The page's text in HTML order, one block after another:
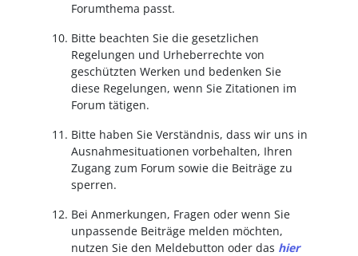
Forumthema passt.
Bitte beachten Sie die gesetzlichen
Regelungen und Urheberrechte von
geschützten Werken und bedenken Sie
diese Regelungen, wenn Sie Zitationen im
Forum tätigen.
Bitte haben Sie Verständnis, dass wir uns in
Ausnahmesituationen vorbehalten, Ihren
Zugang zum Forum sowie die Beiträge zu
sperren.
Bei Anmerkungen, Fragen oder wenn Sie
unpassende Beiträge melden möchten,
nutzen Sie den Meldebutton oder das hier